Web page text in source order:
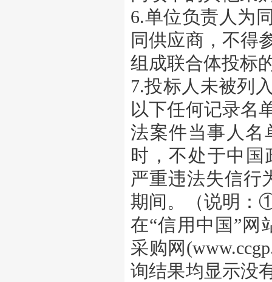
6.单位负责人为
同供应商，不得
组成联合体投标
7.投标人未被列
以下任何记录名
法案件当事人
时，不处于中国
严重违法失信行
期间。（说明：
在“信用中国”网
采购网
询结果均显示没